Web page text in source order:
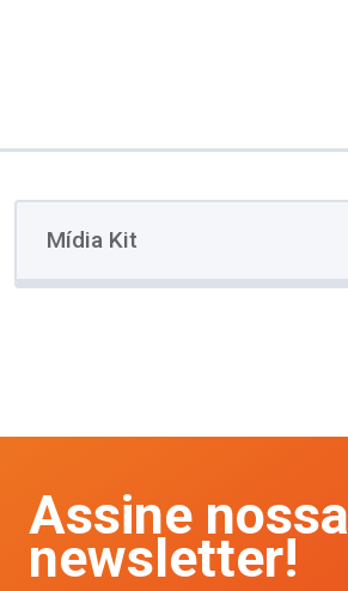
Mídia Kit
Assine nossa
newsletter!